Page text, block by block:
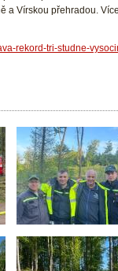
a Vírskou přehradou.
rekord-tri-studne-